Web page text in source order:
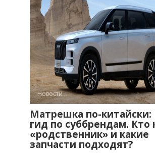
Новости
Матрешка по-
гид по суббрендам. Кто
«родственник» и какие
запчасти подходят?